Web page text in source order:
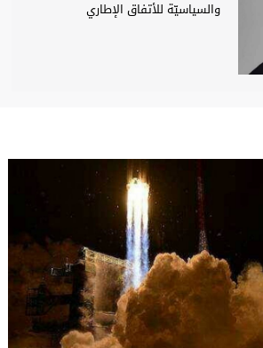
والسياسيّة للأتفاق الإطاري